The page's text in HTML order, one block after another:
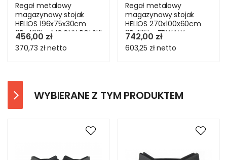
Regał metalowy
magazynowy stojak
HELIOS 196x75x30cm
6Px400kg MOCNY POLSKI
456,00 zł
370,73 złnetto
Regał metalowy
magazynowy stojak
HELIOS 270x100x60cm
8Px175kg TRWAŁY
WYSOKI
742,00 zł
603,25 złnetto
WYBIERANE Z TYM PRODUKTEM